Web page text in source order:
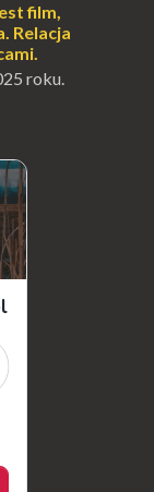
– film,
Relacja
roku.
", który